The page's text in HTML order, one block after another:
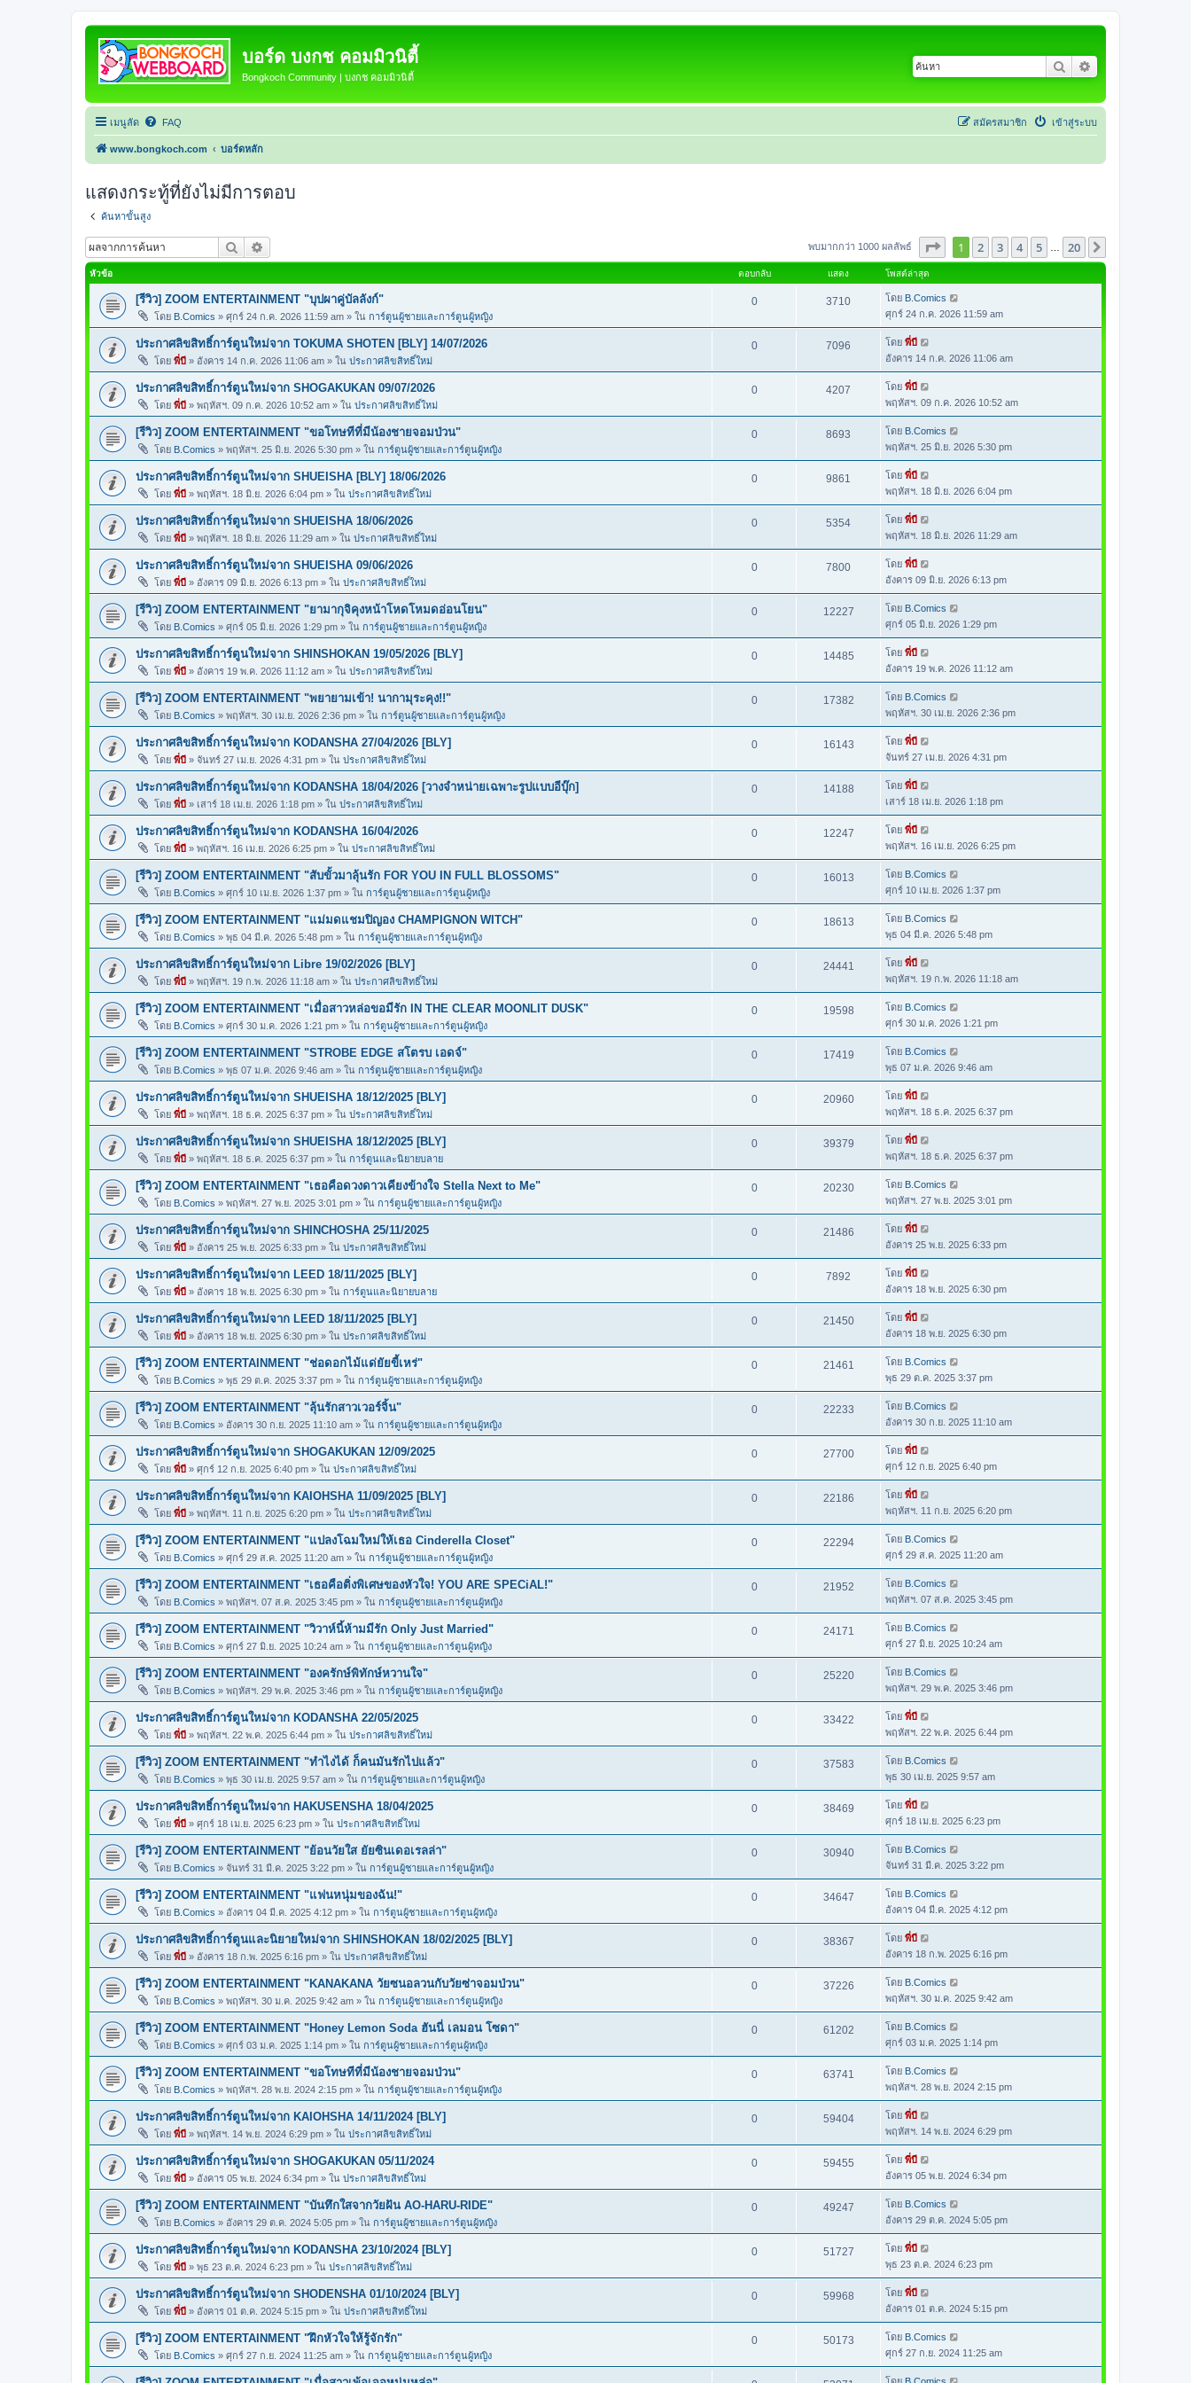
บอร์ด บงกช คอมมิวนิตี้
Bongkoch Community | บงกช คอมมิวนิตี้
ค้นหา
เมนูลัด FAQ เข้าสู่ระบบ
สมัครสมาชิก
www.bongkoch.com บอร์ดหลัก
แสดงกระทู้ที่ยังไม่มีการตอบ
ค้นหาขั้นสูง
ค้นหา พบมากกว่า 1000 ผลลัพธ์ หน้า จากทั้งหมด 20
1 2 3 4 5 20
หัวข้อ ตอบกลับ แสดง โพสต์ล่าสุด
[รีวิว] ZOOM ENTERTAINMENT "บุปผาคู่บัลลังก์"
โดย B.Comics » ศุกร์ 24 ก.ค. 2026 11:59 am » ใน การ์ตูนผู้ชายและการ์ตูนผู้หญิง
0 3710 โดย B.Comics
ศุกร์ 24 ก.ค. 2026 11:59 am
ประกาศลิขสิทธิ์การ์ตูนใหม่จาก TOKUMA SHOTEN [BLY] 14/07/2026
โดย พี่บี » อังคาร 14 ก.ค. 2026 11:06 am » ใน ประกาศลิขสิทธิ์ใหม่
0 7096 โดย พี่บี
อังคาร 14 ก.ค. 2026 11:06 am
ประกาศลิขสิทธิ์การ์ตูนใหม่จาก SHOGAKUKAN 09/07/2026
โดย พี่บี » พฤหัสฯ. 09 ก.ค. 2026 10:52 am » ใน ประกาศลิขสิทธิ์ใหม่
0 4207 โดย พี่บี
พฤหัสฯ. 09 ก.ค. 2026 10:52 am
[รีวิว] ZOOM ENTERTAINMENT "ขอโทษทีที่มีน้องชายจอมป่วน"
โดย B.Comics » พฤหัสฯ. 25 มิ.ย. 2026 5:30 pm » ใน การ์ตูนผู้ชายและการ์ตูนผู้หญิง
0 8693 โดย B.Comics
พฤหัสฯ. 25 มิ.ย. 2026 5:30 pm
ประกาศลิขสิทธิ์การ์ตูนใหม่จาก SHUEISHA [BLY] 18/06/2026
โดย พี่บี » พฤหัสฯ. 18 มิ.ย. 2026 6:04 pm » ใน ประกาศลิขสิทธิ์ใหม่
0 9861 โดย พี่บี
พฤหัสฯ. 18 มิ.ย. 2026 6:04 pm
ประกาศลิขสิทธิ์การ์ตูนใหม่จาก SHUEISHA 18/06/2026
โดย พี่บี » พฤหัสฯ. 18 มิ.ย. 2026 11:29 am » ใน ประกาศลิขสิทธิ์ใหม่
0 5354 โดย พี่บี
พฤหัสฯ. 18 มิ.ย. 2026 11:29 am
ประกาศลิขสิทธิ์การ์ตูนใหม่จาก SHUEISHA 09/06/2026
โดย พี่บี » อังคาร 09 มิ.ย. 2026 6:13 pm » ใน ประกาศลิขสิทธิ์ใหม่
0 7800 โดย พี่บี
อังคาร 09 มิ.ย. 2026 6:13 pm
[รีวิว] ZOOM ENTERTAINMENT "ยามากุจิคุงหน้าโหดโหมดอ่อนโยน"
โดย B.Comics » ศุกร์ 05 มิ.ย. 2026 1:29 pm » ใน การ์ตูนผู้ชายและการ์ตูนผู้หญิง
0 12227 โดย B.Comics
ศุกร์ 05 มิ.ย. 2026 1:29 pm
ประกาศลิขสิทธิ์การ์ตูนใหม่จาก SHINSHOKAN 19/05/2026 [BLY]
โดย พี่บี » อังคาร 19 พ.ค. 2026 11:12 am » ใน ประกาศลิขสิทธิ์ใหม่
0 14485 โดย พี่บี
อังคาร 19 พ.ค. 2026 11:12 am
[รีวิว] ZOOM ENTERTAINMENT "พยายามเข้า! นากามุระคุง!!"
โดย B.Comics » พฤหัสฯ. 30 เม.ย. 2026 2:36 pm » ใน การ์ตูนผู้ชายและการ์ตูนผู้หญิง
0 17382 โดย B.Comics
พฤหัสฯ. 30 เม.ย. 2026 2:36 pm
ประกาศลิขสิทธิ์การ์ตูนใหม่จาก KODANSHA 27/04/2026 [BLY]
โดย พี่บี » จันทร์ 27 เม.ย. 2026 4:31 pm » ใน ประกาศลิขสิทธิ์ใหม่
0 16143 โดย พี่บี
จันทร์ 27 เม.ย. 2026 4:31 pm
ประกาศลิขสิทธิ์การ์ตูนใหม่จาก KODANSHA 18/04/2026 [วางจำหน่ายเฉพาะรูปแบบอีบุ๊ก]
โดย พี่บี » เสาร์ 18 เม.ย. 2026 1:18 pm » ใน ประกาศลิขสิทธิ์ใหม่
0 14188 โดย พี่บี
เสาร์ 18 เม.ย. 2026 1:18 pm
ประกาศลิขสิทธิ์การ์ตูนใหม่จาก KODANSHA 16/04/2026
โดย พี่บี » พฤหัสฯ. 16 เม.ย. 2026 6:25 pm » ใน ประกาศลิขสิทธิ์ใหม่
0 12247 โดย พี่บี
พฤหัสฯ. 16 เม.ย. 2026 6:25 pm
[รีวิว] ZOOM ENTERTAINMENT "สับขั้วมาลุ้นรัก FOR YOU IN FULL BLOSSOMS"
โดย B.Comics » ศุกร์ 10 เม.ย. 2026 1:37 pm » ใน การ์ตูนผู้ชายและการ์ตูนผู้หญิง
0 16013 โดย B.Comics
ศุกร์ 10 เม.ย. 2026 1:37 pm
[รีวิว] ZOOM ENTERTAINMENT "แม่มดแชมปิญอง CHAMPIGNON WITCH"
โดย B.Comics » พุธ 04 มี.ค. 2026 5:48 pm » ใน การ์ตูนผู้ชายและการ์ตูนผู้หญิง
0 18613 โดย B.Comics
พุธ 04 มี.ค. 2026 5:48 pm
ประกาศลิขสิทธิ์การ์ตูนใหม่จาก Libre 19/02/2026 [BLY]
โดย พี่บี » พฤหัสฯ. 19 ก.พ. 2026 11:18 am » ใน ประกาศลิขสิทธิ์ใหม่
0 24441 โดย พี่บี
พฤหัสฯ. 19 ก.พ. 2026 11:18 am
[รีวิว] ZOOM ENTERTAINMENT "เมื่อสาวหล่อขอมีรัก IN THE CLEAR MOONLIT DUSK"
โดย B.Comics » ศุกร์ 30 ม.ค. 2026 1:21 pm » ใน การ์ตูนผู้ชายและการ์ตูนผู้หญิง
0 19598 โดย B.Comics
ศุกร์ 30 ม.ค. 2026 1:21 pm
[รีวิว] ZOOM ENTERTAINMENT "STROBE EDGE สโตรบ เอดจ์"
โดย B.Comics » พุธ 07 ม.ค. 2026 9:46 am » ใน การ์ตูนผู้ชายและการ์ตูนผู้หญิง
0 17419 โดย B.Comics
พุธ 07 ม.ค. 2026 9:46 am
ประกาศลิขสิทธิ์การ์ตูนใหม่จาก SHUEISHA 18/12/2025 [BLY]
โดย พี่บี » พฤหัสฯ. 18 ธ.ค. 2025 6:37 pm » ใน ประกาศลิขสิทธิ์ใหม่
0 20960 โดย พี่บี
พฤหัสฯ. 18 ธ.ค. 2025 6:37 pm
ประกาศลิขสิทธิ์การ์ตูนใหม่จาก SHUEISHA 18/12/2025 [BLY]
โดย พี่บี » พฤหัสฯ. 18 ธ.ค. 2025 6:37 pm » ใน การ์ตูนและนิยายบลาย
0 39379 โดย พี่บี
พฤหัสฯ. 18 ธ.ค. 2025 6:37 pm
[รีวิว] ZOOM ENTERTAINMENT "เธอคือดวงดาวเคียงข้างใจ Stella Next to Me"
โดย B.Comics » พฤหัสฯ. 27 พ.ย. 2025 3:01 pm » ใน การ์ตูนผู้ชายและการ์ตูนผู้หญิง
0 20230 โดย B.Comics
พฤหัสฯ. 27 พ.ย. 2025 3:01 pm
ประกาศลิขสิทธิ์การ์ตูนใหม่จาก SHINCHOSHA 25/11/2025
โดย พี่บี » อังคาร 25 พ.ย. 2025 6:33 pm » ใน ประกาศลิขสิทธิ์ใหม่
0 21486 โดย พี่บี
อังคาร 25 พ.ย. 2025 6:33 pm
ประกาศลิขสิทธิ์การ์ตูนใหม่จาก LEED 18/11/2025 [BLY]
โดย พี่บี » อังคาร 18 พ.ย. 2025 6:30 pm » ใน การ์ตูนและนิยายบลาย
0 7892 โดย พี่บี
อังคาร 18 พ.ย. 2025 6:30 pm
ประกาศลิขสิทธิ์การ์ตูนใหม่จาก LEED 18/11/2025 [BLY]
โดย พี่บี » อังคาร 18 พ.ย. 2025 6:30 pm » ใน ประกาศลิขสิทธิ์ใหม่
0 21450 โดย พี่บี
อังคาร 18 พ.ย. 2025 6:30 pm
[รีวิว] ZOOM ENTERTAINMENT "ช่อดอกไม้แด่ยัยขี้เหร่"
โดย B.Comics » พุธ 29 ต.ค. 2025 3:37 pm » ใน การ์ตูนผู้ชายและการ์ตูนผู้หญิง
0 21461 โดย B.Comics
พุธ 29 ต.ค. 2025 3:37 pm
[รีวิว] ZOOM ENTERTAINMENT "ลุ้นรักสาวเวอร์จิ้น"
โดย B.Comics » อังคาร 30 ก.ย. 2025 11:10 am » ใน การ์ตูนผู้ชายและการ์ตูนผู้หญิง
0 22233 โดย B.Comics
อังคาร 30 ก.ย. 2025 11:10 am
ประกาศลิขสิทธิ์การ์ตูนใหม่จาก SHOGAKUKAN 12/09/2025
โดย พี่บี » ศุกร์ 12 ก.ย. 2025 6:40 pm » ใน ประกาศลิขสิทธิ์ใหม่
0 27700 โดย พี่บี
ศุกร์ 12 ก.ย. 2025 6:40 pm
ประกาศลิขสิทธิ์การ์ตูนใหม่จาก KAIOHSHA 11/09/2025 [BLY]
โดย พี่บี » พฤหัสฯ. 11 ก.ย. 2025 6:20 pm » ใน ประกาศลิขสิทธิ์ใหม่
0 22186 โดย พี่บี
พฤหัสฯ. 11 ก.ย. 2025 6:20 pm
[รีวิว] ZOOM ENTERTAINMENT "แปลงโฉมใหม่ให้เธอ Cinderella Closet"
โดย B.Comics » ศุกร์ 29 ส.ค. 2025 11:20 am » ใน การ์ตูนผู้ชายและการ์ตูนผู้หญิง
0 22294 โดย B.Comics
ศุกร์ 29 ส.ค. 2025 11:20 am
[รีวิว] ZOOM ENTERTAINMENT "เธอคือติ่งพิเศษของหัวใจ! YOU ARE SPECiAL!"
โดย B.Comics » พฤหัสฯ. 07 ส.ค. 2025 3:45 pm » ใน การ์ตูนผู้ชายและการ์ตูนผู้หญิง
0 21952 โดย B.Comics
พฤหัสฯ. 07 ส.ค. 2025 3:45 pm
[รีวิว] ZOOM ENTERTAINMENT "วิวาห์นี้ห้ามมีรัก Only Just Married"
โดย B.Comics » ศุกร์ 27 มิ.ย. 2025 10:24 am » ใน การ์ตูนผู้ชายและการ์ตูนผู้หญิง
0 24171 โดย B.Comics
ศุกร์ 27 มิ.ย. 2025 10:24 am
[รีวิว] ZOOM ENTERTAINMENT "องครักษ์พิทักษ์หวานใจ"
โดย B.Comics » พฤหัสฯ. 29 พ.ค. 2025 3:46 pm » ใน การ์ตูนผู้ชายและการ์ตูนผู้หญิง
0 25220 โดย B.Comics
พฤหัสฯ. 29 พ.ค. 2025 3:46 pm
ประกาศลิขสิทธิ์การ์ตูนใหม่จาก KODANSHA 22/05/2025
โดย พี่บี » พฤหัสฯ. 22 พ.ค. 2025 6:44 pm » ใน ประกาศลิขสิทธิ์ใหม่
0 33422 โดย พี่บี
พฤหัสฯ. 22 พ.ค. 2025 6:44 pm
[รีวิว] ZOOM ENTERTAINMENT "ทำไงได้ ก็คนมันรักไปแล้ว"
โดย B.Comics » พุธ 30 เม.ย. 2025 9:57 am » ใน การ์ตูนผู้ชายและการ์ตูนผู้หญิง
0 37583 โดย B.Comics
พุธ 30 เม.ย. 2025 9:57 am
ประกาศลิขสิทธิ์การ์ตูนใหม่จาก HAKUSENSHA 18/04/2025
โดย พี่บี » ศุกร์ 18 เม.ย. 2025 6:23 pm » ใน ประกาศลิขสิทธิ์ใหม่
0 38469 โดย พี่บี
ศุกร์ 18 เม.ย. 2025 6:23 pm
[รีวิว] ZOOM ENTERTAINMENT "ย้อนวัยใส ยัยซินเดอเรลล่า"
โดย B.Comics » จันทร์ 31 มี.ค. 2025 3:22 pm » ใน การ์ตูนผู้ชายและการ์ตูนผู้หญิง
0 30940 โดย B.Comics
จันทร์ 31 มี.ค. 2025 3:22 pm
[รีวิว] ZOOM ENTERTAINMENT "แฟนหนุ่มของฉัน!"
โดย B.Comics » อังคาร 04 มี.ค. 2025 4:12 pm » ใน การ์ตูนผู้ชายและการ์ตูนผู้หญิง
0 34647 โดย B.Comics
อังคาร 04 มี.ค. 2025 4:12 pm
ประกาศลิขสิทธิ์การ์ตูนและนิยายใหม่จาก SHINSHOKAN 18/02/2025 [BLY]
โดย พี่บี » อังคาร 18 ก.พ. 2025 6:16 pm » ใน ประกาศลิขสิทธิ์ใหม่
0 38367 โดย พี่บี
อังคาร 18 ก.พ. 2025 6:16 pm
[รีวิว] ZOOM ENTERTAINMENT "KANAKANA วัยซนอลวนกับวัยซ่าจอมป่วน"
โดย B.Comics » พฤหัสฯ. 30 ม.ค. 2025 9:42 am » ใน การ์ตูนผู้ชายและการ์ตูนผู้หญิง
0 37226 โดย B.Comics
พฤหัสฯ. 30 ม.ค. 2025 9:42 am
[รีวิว] ZOOM ENTERTAINMENT "Honey Lemon Soda ฮันนี่ เลมอน โซดา"
โดย B.Comics » ศุกร์ 03 ม.ค. 2025 1:14 pm » ใน การ์ตูนผู้ชายและการ์ตูนผู้หญิง
0 61202 โดย B.Comics
ศุกร์ 03 ม.ค. 2025 1:14 pm
[รีวิว] ZOOM ENTERTAINMENT "ขอโทษทีที่มีน้องชายจอมป่วน"
โดย B.Comics » พฤหัสฯ. 28 พ.ย. 2024 2:15 pm » ใน การ์ตูนผู้ชายและการ์ตูนผู้หญิง
0 63741 โดย B.Comics
พฤหัสฯ. 28 พ.ย. 2024 2:15 pm
ประกาศลิขสิทธิ์การ์ตูนใหม่จาก KAIOHSHA 14/11/2024 [BLY]
โดย พี่บี » พฤหัสฯ. 14 พ.ย. 2024 6:29 pm » ใน ประกาศลิขสิทธิ์ใหม่
0 59404 โดย พี่บี
พฤหัสฯ. 14 พ.ย. 2024 6:29 pm
ประกาศลิขสิทธิ์การ์ตูนใหม่จาก SHOGAKUKAN 05/11/2024
โดย พี่บี » อังคาร 05 พ.ย. 2024 6:34 pm » ใน ประกาศลิขสิทธิ์ใหม่
0 59455 โดย พี่บี
อังคาร 05 พ.ย. 2024 6:34 pm
[รีวิว] ZOOM ENTERTAINMENT "บันทึกใสจากวัยฝัน AO-HARU-RIDE"
โดย B.Comics » อังคาร 29 ต.ค. 2024 5:05 pm » ใน การ์ตูนผู้ชายและการ์ตูนผู้หญิง
0 49247 โดย B.Comics
อังคาร 29 ต.ค. 2024 5:05 pm
ประกาศลิขสิทธิ์การ์ตูนใหม่จาก KODANSHA 23/10/2024 [BLY]
โดย พี่บี » พุธ 23 ต.ค. 2024 6:23 pm » ใน ประกาศลิขสิทธิ์ใหม่
0 51727 โดย พี่บี
พุธ 23 ต.ค. 2024 6:23 pm
ประกาศลิขสิทธิ์การ์ตูนใหม่จาก SHODENSHA 01/10/2024 [BLY]
โดย พี่บี » อังคาร 01 ต.ค. 2024 5:15 pm » ใน ประกาศลิขสิทธิ์ใหม่
0 59968 โดย พี่บี
อังคาร 01 ต.ค. 2024 5:15 pm
[รีวิว] ZOOM ENTERTAINMENT "ฝึกหัวใจให้รู้จักรัก"
โดย B.Comics » ศุกร์ 27 ก.ย. 2024 11:25 am » ใน การ์ตูนผู้ชายและการ์ตูนผู้หญิง
0 50173 โดย B.Comics
ศุกร์ 27 ก.ย. 2024 11:25 am